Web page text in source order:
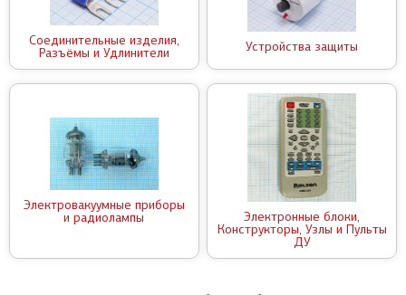
Соединительные изделия,
Разъёмы и Удлинители
Устройства защиты
Электровакуумные приборы
и радиолампы
Электронные блоки,
Конструкторы, Узлы и Пульты
ДУ